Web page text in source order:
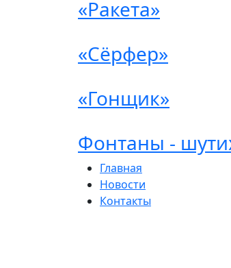
«Ракета»
«Сёрфер»
«Гонщик»
Фонтаны -
Главная
Новости
Контакты